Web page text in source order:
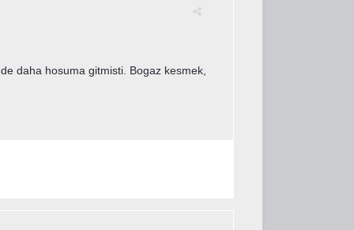
daha hosuma gitmisti. Bogaz kesmek,